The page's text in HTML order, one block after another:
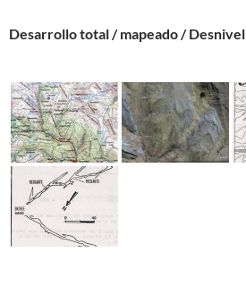
Desarrollo total / mapeado / Desnivel